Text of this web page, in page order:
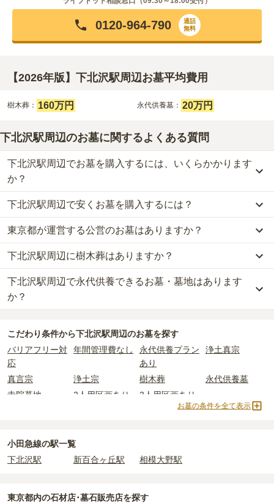
0120-964-790
通話
無料
【2026年版】下北沢駅周辺お墓平均費用
樹木葬： 160万円 永代供養墓： 20万円
下北沢駅周辺のお墓に関するよくある質問
下北沢駅周辺でお墓を購入するには、いくらかかります
か？
下北沢駅周辺での購入費用の目安は、樹木葬が約160万円、永代供
養墓が約20万円です。
樹木葬・納骨堂・永代供養墓は、基本的に墓石代がかからず、永代
使用料のみかかります。
・ 開眼法要の費用：お墓を新しく建てた際に行う儀式のための費
用。僧侶に渡すお布施がかかります。
・年間管理費：お墓の管理費。契約後、毎年発生するケースがあり
ます。
正確な費用は、区画や石材の選び方によって大きく変わるため、見
積もりを取るまで確定しません。
現地見学では、担当者に「提示金額以外にかかる費用はないか」を
内を取り寄せることができます。
下北沢駅周辺で安くお墓を購入するには？
下北沢駅周辺で一番安価なお墓は、蔵田山 聖徳寺の
で、
20万円からお求めいただけます。
一般的に最も費用を抑えられるのは、他の方のご遺骨と一緒に埋葬
する「合祀墓（ごうしぼ）」と呼ばれるタイプです。個別のお墓に
比べて省スペースで管理の手間がかからないため、費用が安く設定
されています。
価格の目安は、1名あたり5万円〜30万円程度です。
下北沢駅周辺で安価なお墓を探したい場合は、
替えてお墓を探すのがおすすめです。
東京都が運営する公営のお墓はありますか？
下北沢駅周辺には、公営の霊園の掲載がありません。
一方で、東京都内には、県または市区町村が運営する公営の霊園が
16件あります。
公営霊園は民営の霊園と異なり、契約にあたって応募資格が設けら
主な条件として、遺骨がすでにある、該当の市区町村に一定年数以
上住んでいるなどが挙げられます。
条件を満たさない場合は、申し込み自体ができないことも多いた
め、事前の確認が重要です。
契約条件の詳細は、各霊園のページをご確認いただくか、資料請求
下北沢駅周辺に樹木葬はありますか？
下北沢駅周辺には、1件の樹木葬があります。
詳しくは、
下北沢駅周辺で永代供養できるお墓・墓地はあります
か？
詳しくは、下北沢駅周辺の永代供養の一覧をご覧ください。
こだわり条件から下北沢駅周辺のお墓を探す
バリアフリー対
応
年間管理費なし
永代供養プラン
あり
浄土真宗
真言宗 浄土宗 樹木葬
永代供養墓
寺院墓地
2人用区画あり 3人用区画あり
お墓の条件を全て表示
小田急線の駅一覧
下北沢駅
新百合ヶ丘駅 相模大野駅
東京都内の石材店･墓石販売店を探す